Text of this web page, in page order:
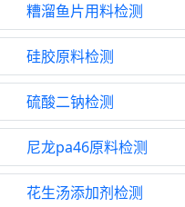
糟溜鱼片用料检测
硅胶原料检测
硫酸二钠检测
尼龙pa46原料检测
花生汤添加剂检测